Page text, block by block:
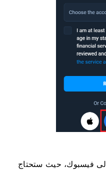
فيسبوك، حيث ستحتاج